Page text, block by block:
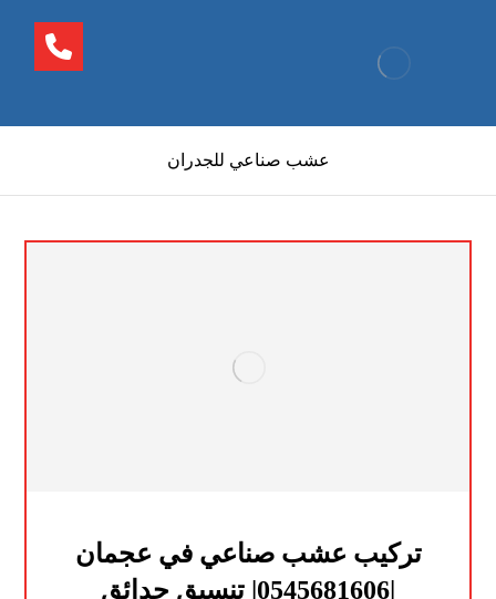
عشب صناعي للجدران
تركيب عشب صناعي في عجمان
|0545681606| تنسيق حدائق